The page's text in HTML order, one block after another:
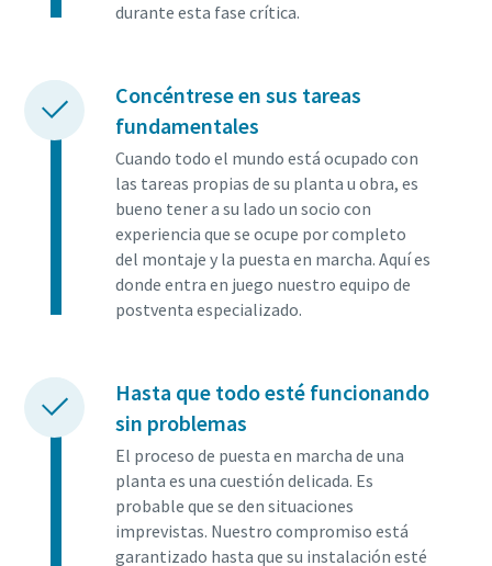
durante esta fase crítica.
Concéntrese en sus tareas
fundamentales
Cuando todo el mundo está ocupado con
las tareas propias de su planta u obra, es
bueno tener a su lado un socio con
experiencia que se ocupe por completo
del montaje y la puesta en marcha. Aquí es
donde entra en juego nuestro equipo de
postventa especializado.
Hasta que todo esté funcionando
sin problemas
El proceso de puesta en marcha de una
planta es una cuestión delicada. Es
probable que se den situaciones
imprevistas. Nuestro compromiso está
garantizado hasta que su instalación esté